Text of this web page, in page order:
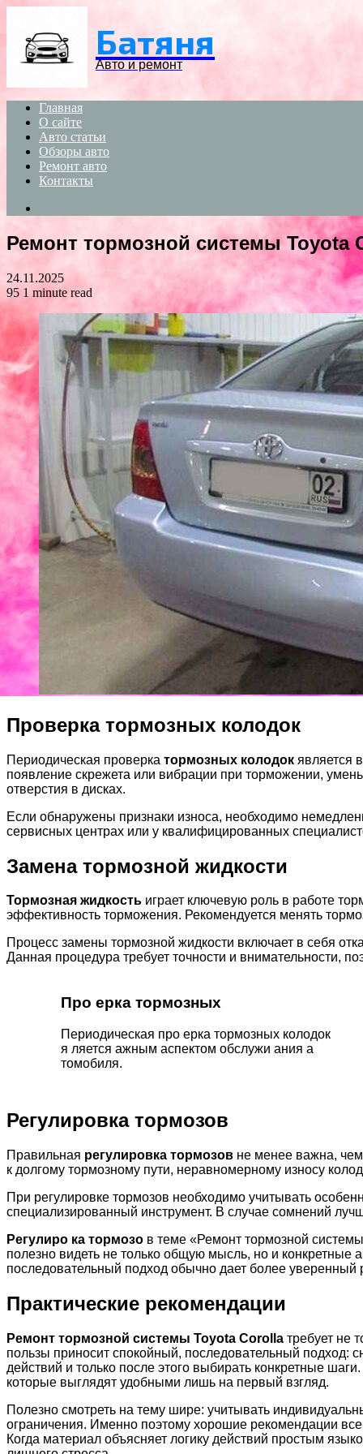
Батяня
Авто и ремонт
Главная
О сайте
Авто статьи
Обзоры авто
Ремонт авто
Контакты
Ремонт тормозной системы Toyota
24.11.2025
95 1 minute read
Проверка тормозных колодок
Периодическая проверка тормозных колодок является
появление скрежета или вибрации при торможении,
отверстия в дисках.
Если обнаружены признаки износа, необходимо
сервисных центрах или у квалифицированных
Замена тормозной жидкости
Тормозная жидкость играет ключевую роль в работе
эффективность торможения. Рекомендуется менять
Процесс замены тормозной жидкости включает в себя
Данная процедура требует точности и внимательности,
Про ерка тормозных
Периодическая про ерка тормозных колодок
я ляется ажным аспектом обслужи ания а
томобиля.
Регулировка тормозов
Правильная регулировка тормозов не менее важна, чем
к долгому тормозному пути, неравномерному износу
При регулировке тормозов необходимо учитывать
специализированный инструмент. В случае сомнений
Регулиро ка тормозо в теме «Ремонт тормозной
полезно видеть не только общую мысль, но и
последовательный подход обычно дает более уверенный
Практические рекомендации
Ремонт тормозной системы Toyota Corolla требует не
пользы приносит спокойный, последовательный подход:
действий и только после этого выбирать конкретные
которые выглядят удобными лишь на первый взгляд.
Полезно смотреть на тему шире: учитывать
ограничения. Именно поэтому хорошие рекомендации
Когда материал объясняет логику действий простым